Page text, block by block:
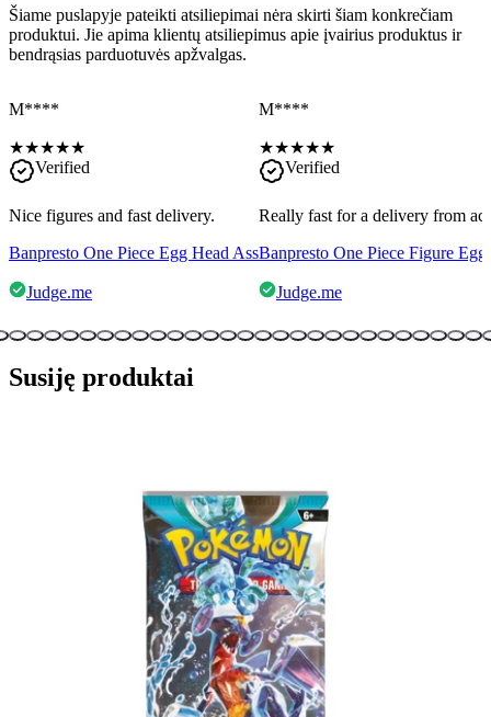
Šiame puslapyje pateikti atsiliepimai nėra skirti šiam konkrečiam
produktui. Jie apima klientų atsiliepimus apie įvairius produktus ir
bendrąsias parduotuvės apžvalgas.
M****
★★★★★
Verified
Nice figures and fast delivery.
Banpresto One Piece Egg Head Ass
Judge.me
M****
★★★★★
Verified
Really fast for a delivery from
Banpresto One Piece Figure
Judge.me
Susiję produktai